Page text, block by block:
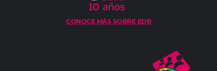
CONOCE MÁS SOBRE EDB